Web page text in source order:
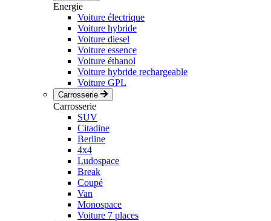
Energie
Voiture électrique
Voiture hybride
Voiture diesel
Voiture essence
Voiture éthanol
Voiture hybride rechargeable
Voiture GPL
Carrosserie
Carrosserie
SUV
Citadine
Berline
4x4
Ludospace
Break
Coupé
Van
Monospace
Voiture 7 places